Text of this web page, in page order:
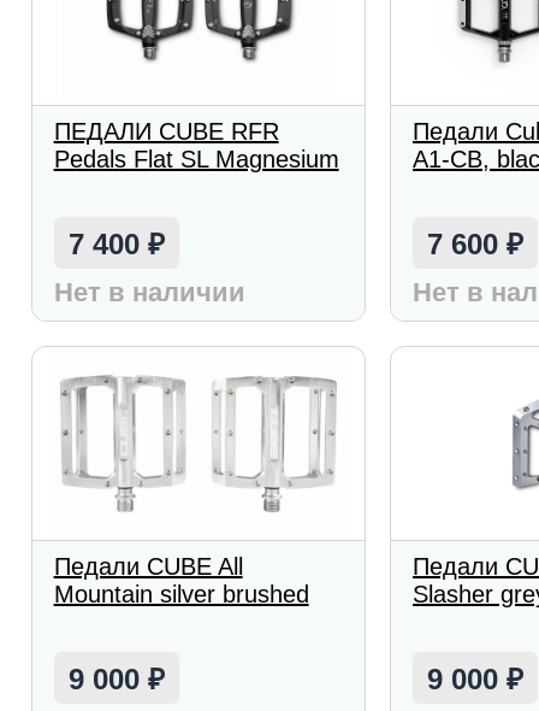
ПЕДАЛИ CUBE RFR
Pedals Flat SL Magnesium
7 400 ₽
Нет в наличии
Педали
A1-CB,
7 600₽
Нет в
Педали CUBE All
Mountain silver brushed
9 000 ₽
Педали
Slasher
9 000₽